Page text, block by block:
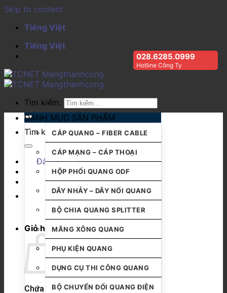
Skip to content
Tiếng Việt
Tiếng Việt
028.6285.0999
Hotline Công Ty
Tìm kiếm:
Tìm kiếm:
Đăng nhập
Giỏ hàng
Chưa có sản phẩm trong giỏ hàng.
DANH MỤC SẢN PHẨM
CÁP QUANG – FIBER CABLE
CÁP MẠNG – CÁP THOẠI
HỘP PHỐI QUANG ODF
DÂY NHẢY – DÂY NỐI QUANG
BỘ CHIA QUANG SPLITTER
MĂNG XÔNG QUANG
PHỤ KIỆN QUANG
DỤNG CỤ THI CÔNG QUANG
BỘ CHUYỂN ĐỔI QUANG ĐIỆN